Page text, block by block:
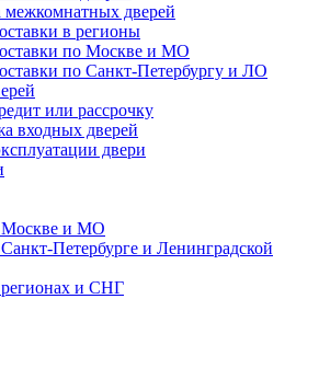
межкомнатных дверей
в регионы
по Москве и МО
по Санкт-Петербургу и ЛО
или рассрочку
входных дверей
двери
и МО
Петербурге и Ленинградской
и СНГ